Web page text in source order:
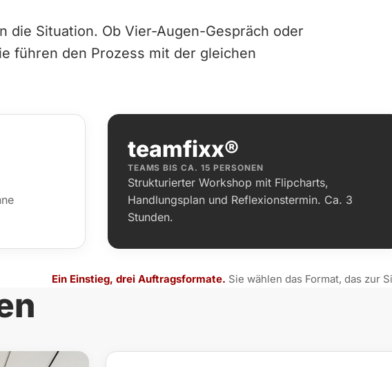
die Situation. Ob Vier-Augen-Gespräch oder
führen den Prozess mit der gleichen
teamfixx®
TEAMS BIS CA. 15 PERSONEN
Strukturierter Workshop mit Flipcharts,
Handlungsplan und Reflexionstermin. Ca. 3
Stunden.
Ein Einstieg, drei Auftragsformate. Sie wählen das Format, das zur